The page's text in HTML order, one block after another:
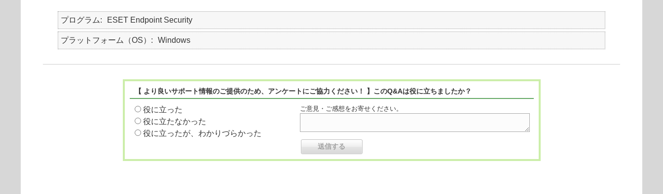
プログラム ESET Endpoint Security
プラットフォーム（OS） Windows
【 より良いサポート情報のご提供のため、アンケートにご協力ください！ 】このQ&Aは役に立ちましたか？
役に立った
役に立たなかった
役に立ったが、わかりづらかった
ご意見・ご感想をお寄せください。